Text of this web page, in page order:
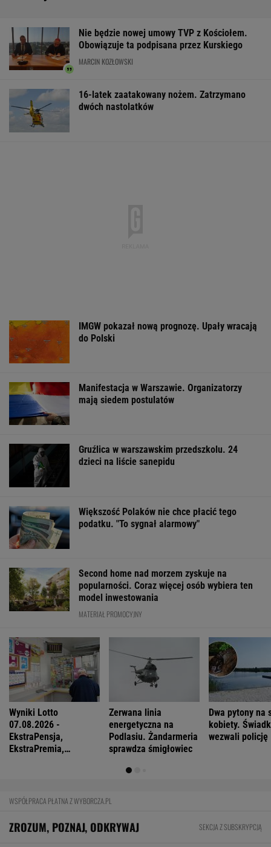
Nie będzie nowej umowy TVP z Kościołem.
Obowiązuje ta podpisana przez Kurskiego
MARCIN KOZŁOWSKI
16-latek zaatakowany nożem. Zatrzymano
dwóch nastolatków
IMGW pokazał nową prognozę. Upały wracają
do Polski
Manifestacja w Warszawie. Organizatorzy
mają siedem postulatów
Gruźlica w warszawskim przedszkolu. 24
dzieci na liście sanepidu
Większość Polaków nie chce płacić tego
podatku. "To sygnał alarmowy"
Second home nad morzem zyskuje na
popularności. Coraz więcej osób wybiera ten
model inwestowania
MATERIAŁ PROMOCYJNY
Wyniki Lotto
07.08.2026 -
EkstraPensja,
EkstraPremia,
Zerwana linia
energetyczna na
Podlasiu. Żandarmeria
sprawdza śmigłowiec
Dwa pytony na
kobiety.
wezwali policję
WSPÓŁPRACA PŁATNA Z WYBORCZA.PL
ZROZUM, POZNAJ, ODKRYWAJ SEKCJA Z SUBSKRYPCJĄ